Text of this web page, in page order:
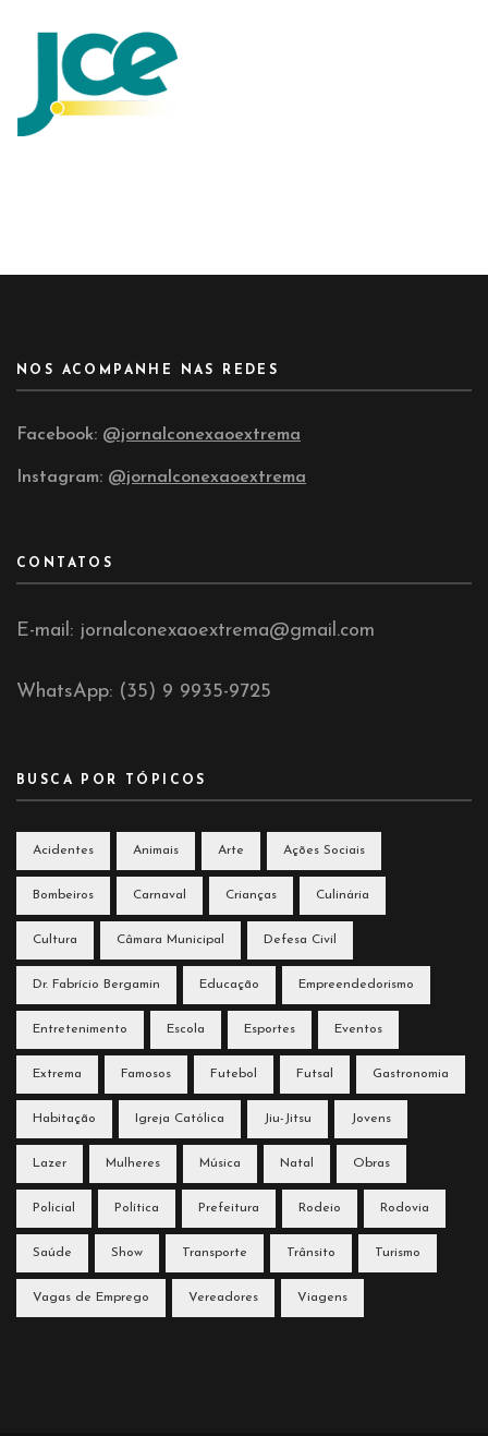
NOS ACOMPANHE NAS REDES
Facebook: @jornalconexaoextrema
Instagram: @jornalconexaoextrema
CONTATOS
E-mail: jornalconexaoextrema@gmail.com
WhatsApp: (35) 9 9935-9725
BUSCA POR TÓPICOS
Acidentes Animais Arte Ações Sociais
Bombeiros Carnaval Crianças Culinária
Cultura Câmara Municipal Defesa Civil
Dr. Fabrício Bergamin Educação Empreendedorismo
Entretenimento Escola Esportes Eventos
Extrema Famosos Futebol Futsal Gastronomia
Habitação Igreja Católica Jiu-Jitsu Jovens
Lazer Mulheres Música Natal Obras
Policial Política Prefeitura Rodeio Rodovia
Saúde Show Transporte Trânsito Turismo
Vagas de Emprego Vereadores Viagens